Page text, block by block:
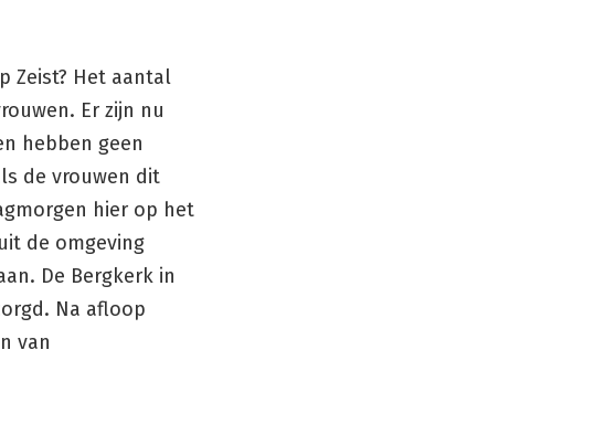
Zeist? Het aantal
Er zijn nu
hebben geen
de vrouwen dit
hier op het
de omgeving
De Bergkerk in
Na afloop
van